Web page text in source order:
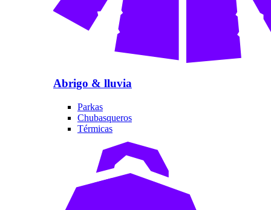
Abrigo & lluvia
Parkas
Chubasqueros
Térmicas